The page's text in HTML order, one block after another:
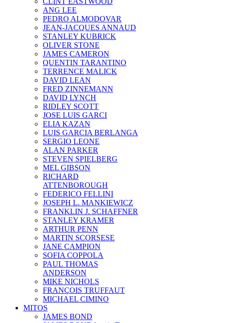
ANG LEE
PEDRO ALMODOVAR
JEAN-JACQUES ANNAUD
STANLEY KUBRICK
OLIVER STONE
JAMES CAMERON
QUENTIN TARANTINO
TERRENCE MALICK
DAVID LEAN
FRED ZINNEMANN
DAVID LYNCH
RIDLEY SCOTT
JOSE LUIS GARCI
ELIA KAZAN
LUIS GARCIA BERLANGA
SERGIO LEONE
ALAN PARKER
STEVEN SPIELBERG
MEL GIBSON
RICHARD
ATTENBOROUGH
FEDERICO FELLINI
JOSEPH L. MANKIEWICZ
FRANKLIN J. SCHAFFNER
STANLEY KRAMER
ARTHUR PENN
MARTIN SCORSESE
JANE CAMPION
SOFIA COPPOLA
PAUL THOMAS
ANDERSON
MIKE NICHOLS
FRANÇOIS TRUFFAUT
MICHAEL CIMINO
MITOS
JAMES BOND